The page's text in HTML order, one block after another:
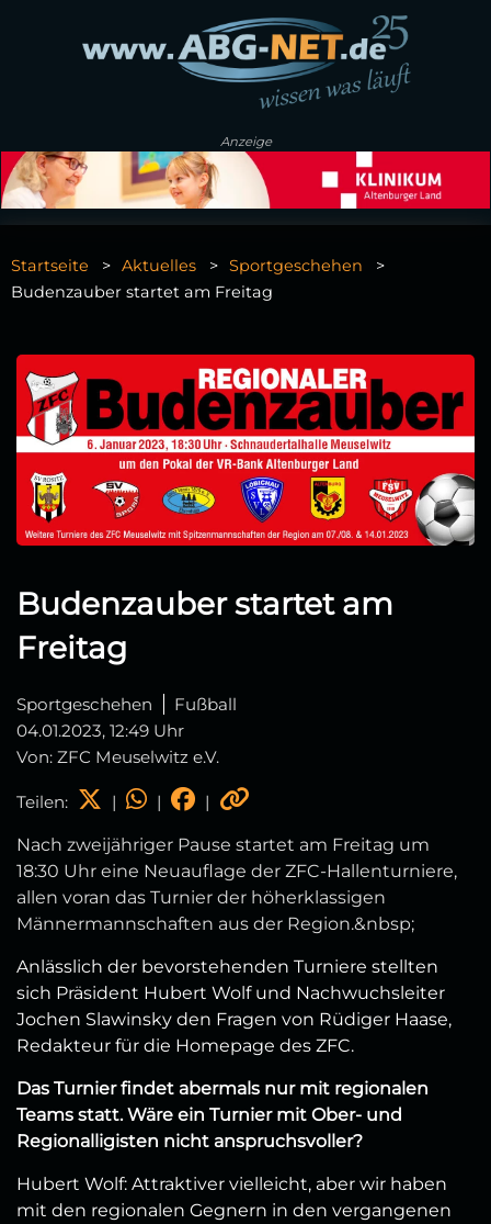
Anzeige
Startseite Aktuelles
Sportgeschehen
Budenzauber startet am Freitag
Budenzauber startet am
Freitag
Sportgeschehen
Fußball
04.01.2023, 12:49 Uhr
Von: ZFC Meuselwitz e.V.
Teilen: | | |
Nach zweijähriger Pause startet am Freitag um
18:30 Uhr eine Neuauflage der ZFC-Hallenturniere,
allen voran das Turnier der höherklassigen
Männermannschaften aus der Region.&nbsp;
Anlässlich der bevorstehenden Turniere stellten
sich Präsident Hubert Wolf und Nachwuchsleiter
Jochen Slawinsky den Fragen von Rüdiger Haase,
Redakteur für die Homepage des ZFC.
Das Turnier findet abermals nur mit regionalen
Teams statt. Wäre ein Turnier mit Ober- und
Regionalligisten nicht anspruchsvoller?
Hubert Wolf: Attraktiver vielleicht, aber wir haben
mit den regionalen Gegnern in den vergangenen